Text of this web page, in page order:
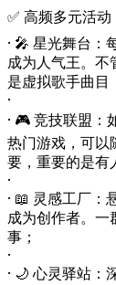
✅ 高频多元活动
· 🎤 星光舞台：
成为人气王。不
是虚拟歌手曲目
·
· 🎮 竞技联盟：
热门游戏，可以
要，重要的是有
·
· 📖 灵感工厂
成为创作者。一
事；
·
· 🌙 心灵驿站：